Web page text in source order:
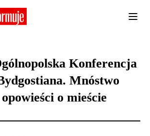
Konferencja
Mnóstwo
o mieście